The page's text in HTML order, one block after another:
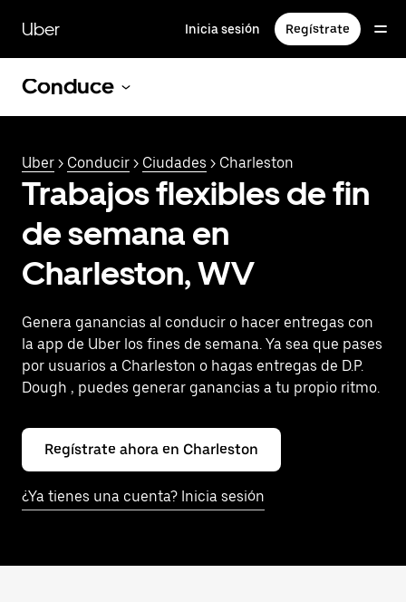
contenido
principal
Uber Inicia sesión Regístrate
Conduce
Uber > Conducir > Ciudades > Charleston
Trabajos flexibles de fin
de semana en
Charleston, WV
Genera ganancias al conducir o hacer entregas con
la app de Uber los fines de semana. Ya sea que pases
por usuarios a Charleston o hagas entregas de D.P.
Dough , puedes generar ganancias a tu propio ritmo.
Regístrate ahora en Charleston
¿Ya tienes una cuenta? Inicia sesión